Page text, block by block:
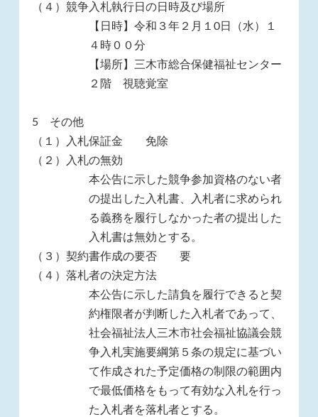
（４）競争入札執行日の日時及び場所
【日時】令和３年２月１0日（水）１
４時００分
【場所】三木市総合保健福祉センター
２階 視聴覚室
5 その他
（１）入札保証金 免除
（２）入札の無効
本公告に示した競争参加資格のない者
の提出した入札書、入札者に求められ
る義務を履行しなかった者の提出した
入札書は無効とする。
（３）契約書作成の要否 要
（４）落札者の決定方法
本公告に示した請負を履行できると契
約権限者が判断した入札者であって、
社会福祉法人三木市社会福祉協議会競
争入札実施要綱第５条の規定に基づい
て作成された予定価格の制限の範囲内
で最低価格をもって有効な入札を行っ
た入札者を落札者とする。